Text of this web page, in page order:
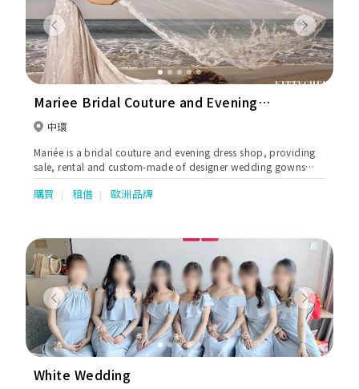
Previous Next
Mariee Bridal Couture and Evening
Dress
中環
Mariée is a bridal couture and evening dress shop, providing
sale, rental and custom-made of designer wedding gowns
and dresses for special occasions.
購買 租借 歐洲品牌
Previous Next
White Wedding